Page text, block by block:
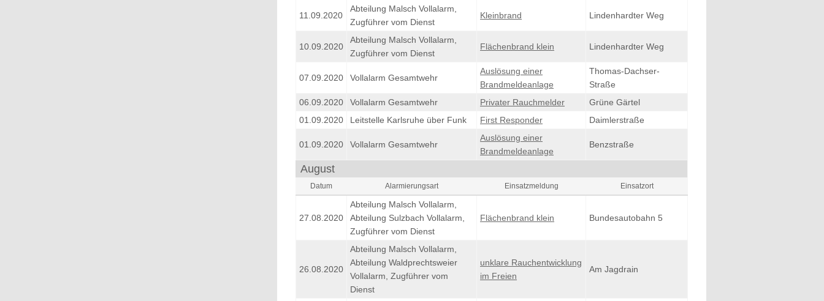
11.09.2020
Abteilung Malsch Vollalarm,
Zugführer vom Dienst
Kleinbrand Lindenhardter Weg
10.09.2020
Abteilung Malsch Vollalarm,
Zugführer vom Dienst
Flächenbrand klein Lindenhardter Weg
07.09.2020 Vollalarm Gesamtwehr
Auslösung einer
Brandmeldeanlage
Thomas-Dachser-
Straße
06.09.2020
Vollalarm Gesamtwehr Privater Rauchmelder
Grüne Gärtel
01.09.2020
Leitstelle Karlsruhe über Funk First Responder Daimlerstraße
01.09.2020 Vollalarm Gesamtwehr
Auslösung einer
Brandmeldeanlage
Benzstraße
August
Datum Alarmierungsart Einsatzmeldung Einsatzort
27.08.2020
Abteilung Malsch Vollalarm,
Abteilung Sulzbach Vollalarm,
Zugführer vom Dienst
Flächenbrand klein Bundesautobahn 5
26.08.2020
Abteilung Malsch Vollalarm,
Abteilung Waldprechtsweier
Vollalarm, Zugführer vom
Dienst
unklare Rauchentwicklung
im Freien
Am Jagdrain